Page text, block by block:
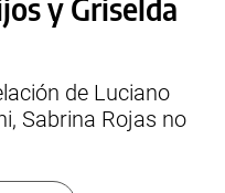
y Griselda
de Luciano
Sabrina Rojas no